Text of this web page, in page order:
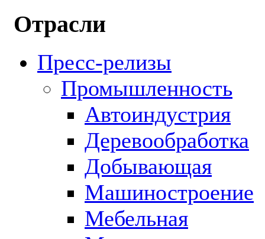
Отрасли
Пресс-релизы
Промышленность
Автоиндустрия
Деревообработка
Добывающая
Машиностроение
Мебельная